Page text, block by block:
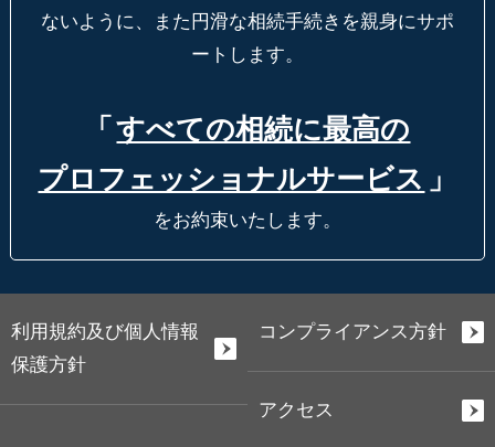
ないように、
また円滑な相続手続きを親身にサポ
ートします。
「 すべての相続に最高の
プロフェッショナルサービス 」
をお約束いたします。
利用規約及び個人情報
保護方針
コンプライアンス方針
アクセス